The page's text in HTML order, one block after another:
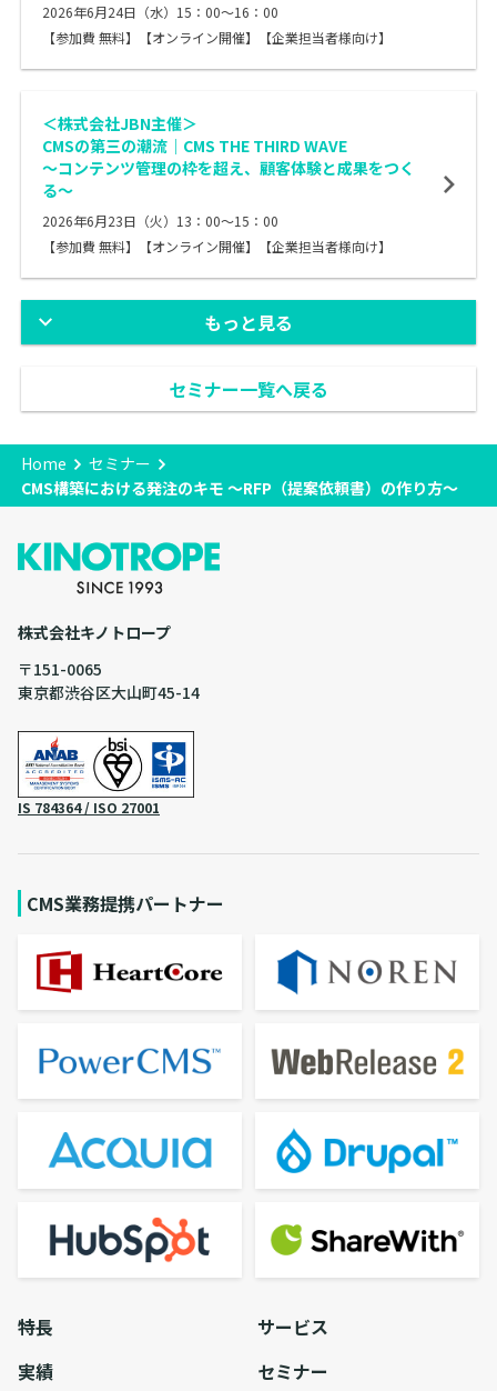
2026年6月24日（水）15：00～16：00
【参加費 無料】【オンライン開催】【企業担当者様向け】
＜株式会社JBN主催＞
CMSの第三の潮流｜CMS THE THIRD WAVE
〜コンテンツ管理の枠を超え、顧客体験と成果をつく
る〜
2026年6月23日（火）13：00～15：00
【参加費 無料】【オンライン開催】【企業担当者様向け】
もっと見る
セミナー一覧へ戻る
Home
セミナー
CMS構築における発注のキモ ～RFP（提案依頼書）の作り方～
株式会社キノトロープ
〒151-0065
東京都渋谷区大山町45-14
IS 784364 / ISO 27001
CMS業務提携パートナー
特長
サービス
実績
セミナー